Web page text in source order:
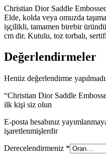
Christian Dior Saddle
Elde, kolda veya omuzda
işçilikli, tamamen birebir
cm dir. Kutulu, toz torbalı,
Değerlendirmeler
Henüz değerlendirme
“Christian Dior Saddle
ilk kişi siz olun
E-posta hesabınız
işaretlenmişlerdir
Derecelendirmeniz *